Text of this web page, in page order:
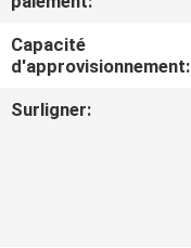
CONTRÔLE
DE
QUALITÉ
Capacité
d'approvisionnement:
Surligner: